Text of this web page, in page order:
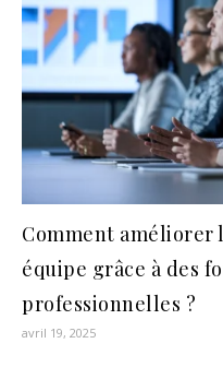
Comment améliorer
équipe grâce à des
professionnelles ?
avril 19, 2025